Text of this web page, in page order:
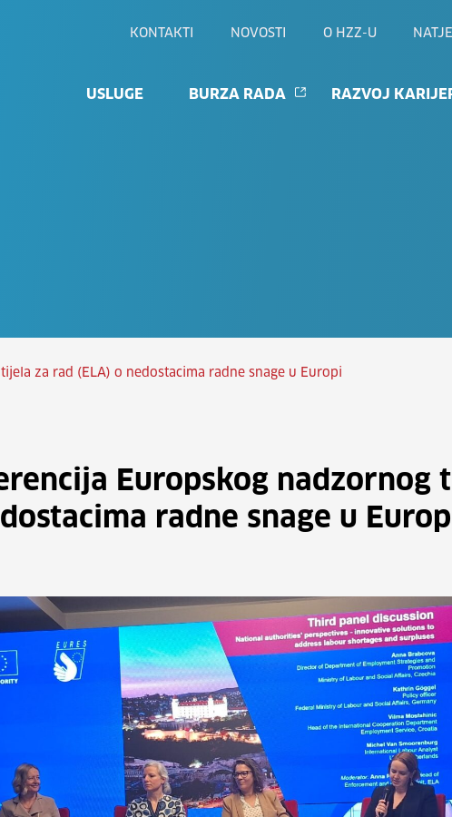
KONTAKTI NOVOSTI O HZZ-U
USLUGE BURZA RADA RAZVOJ
za rad (ELA) o nedostacima radne snage u Europi
Europskog nadzornog
radne snage u